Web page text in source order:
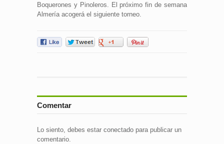
Boquerones y Pinoleros. El próximo fin de semana
Almería acogerá el siguiente torneo.
Comentar
Lo siento, debes estar conectado para publicar un
comentario.